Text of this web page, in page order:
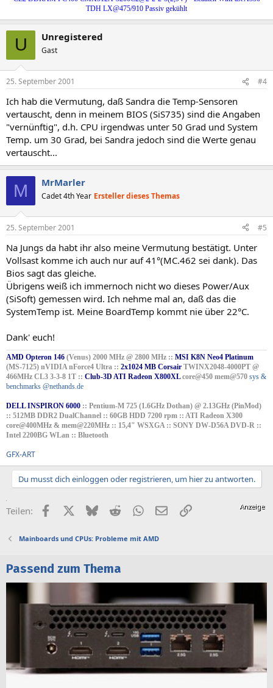
TDH LX@475/910 Passiv gekühlt
U Unregistered
Gast
25. September 2001 #4
Ich hab die Vermutung, daß Sandra die Temp-Sensoren
vertauscht, denn in meinem BIOS (SiS735) sind die Angaben
"vernünftig", d.h. CPU irgendwas unter 50 Grad und System
Temp. um 30 Grad, bei Sandra jedoch sind die Werte genau
vertauscht...
M MrMarler
Cadet 4th Year Ersteller dieses Themas
25. September 2001 #5
Na Jungs da habt ihr also meine Vermutung bestätigt. Unter
Vollsast komme ich auch nur auf 41°(MC.462 sei dank). Das
Bios sagt das gleiche.
Übrigens weiß ich immernoch nicht wo dieses Power/Aux
(SiSoft) gemessen wird. Ich nehme mal an, daß das die
SystemTemp ist. Meine BoardTemp kommt nie über 22°C.
Dank' euch!
AMD Opteron 146 (Venus) 2000 MHz @ 2800 MHz :: MSI K8N Neo4 Platinum
(MS-7125) nVIDIA nForce4 Ultra :: 2x1024 MB Corsair TWINX2048-4000PT @
466MHz CL3 3-3-8 1T :: Club-3D ATI Radeon X800XLcore@450 mem@570 sys &
benchmarks @nethands.de
DELL INSPIRON 6000 :: Pentium-M 725 (1.6GHz Dothan) @ 2.13GHz (PinMod)
:: 512MB DDR2 DualChannel :: 60GB HDD 7200 rpm :: ATI Radeon X300
core@400MHz & mem@220MHz :: 15,4" WSXGA :: SONY DW-D56A DVD-R ::
Intel 2200BG WLan :: Bluetooth
GFX-ART
Du musst dich einloggen oder registrieren, um hier zu antworten.
Teilen: FacebookX (Twitter)
BlueskyRedditWhatsApp
E-MailLink
Mainboards und CPUs: Probleme mit AMD
Passend zum Thema